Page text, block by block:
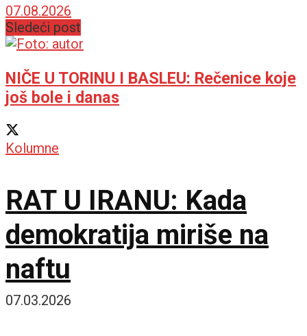
07.08.2026
Sledeći post
NIČE U TORINU I BASLEU: Rečenice koje
još bole i danas
Kolumne
RAT U IRANU: Kada
demokratija miriše na
naftu
07.03.2026